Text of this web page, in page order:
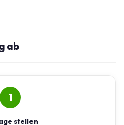
ab
1
stellen